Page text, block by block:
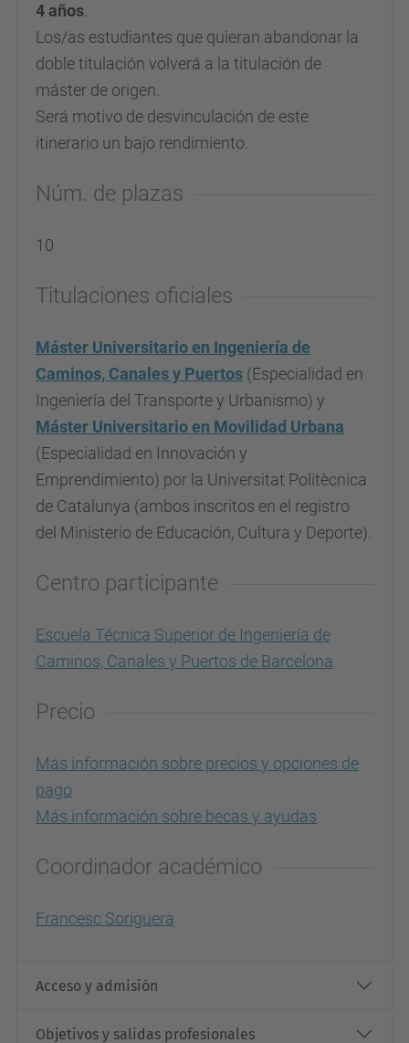
4 años
Los/as estudiantes que quieran abandonar la
doble titulación volverá a la titulación de
máster de origen.
Será motivo de desvinculación de este
itinerario un bajo rendimiento.
Núm. de plazas
10
Titulaciones oficiales
Máster Universitario en Ingeniería de
Caminos, Canales y Puertos (Especialidad en
Ingeniería del Transporte y Urbanismo) y
Máster Universitario en Movilidad Urbana
(Especialidad en Innovación y
Emprendimiento) por la Universitat Politècnica
de Catalunya (ambos inscritos en el registro
del Ministerio de Educación, Cultura y Deporte).
Centro participante
Escuela Técnica Superior de Ingeniería de
Caminos, Canales y Puertos de Barcelona
Precio
Más información sobre precios y opciones de
pago
Más información sobre becas y ayudas
Coordinador académico
Francesc Soriguera
Acceso y admisión
Objetivos y salidas profesionales